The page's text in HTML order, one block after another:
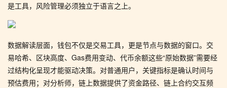
是工具，风险管理必须独立于语言之上。
数据解读层面，钱包不仅是交易工具，更是节点与数据的窗口。交
易哈希、区块高度、Gas费用变动、代币余额这些“原始数据”需要经
过结构化呈现才能驱动决策。对普通用户，关键指标是确认时间与
预估费用；对分析师，链上数据提供了资金路径、链上合约交互频